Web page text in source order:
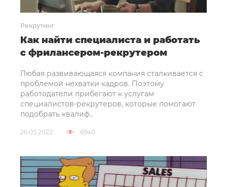
Рекрутинг
Как найти специалиста и работать
с фрилансером-рекрутером
Любая развивающаяся компания сталкивается с
проблемой нехватки кадров. Поэтому
работодатели прибегают к услугам
специалистов-рекрутеров, которые помогают
подобрать квалиф..
26.05.2022 6940